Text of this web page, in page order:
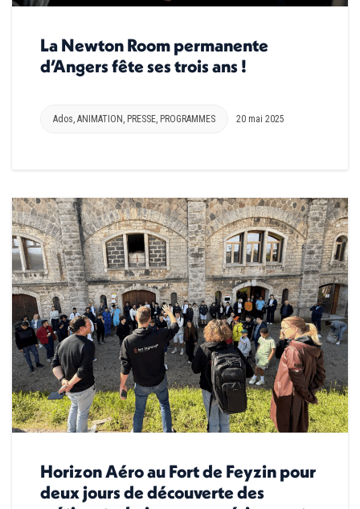
La Newton Room permanente
d’Angers fête ses trois ans !
Ados ANIMATION PRESSE PROGRAMMES 20 mai 2025
Horizon Aéro au Fort de Feyzin pour
deux jours de découverte des